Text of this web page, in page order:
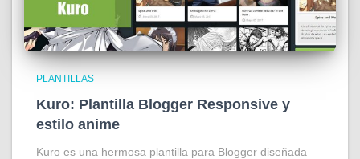
PLANTILLAS
Kuro: Plantilla Blogger Responsive y
estilo anime
Kuro es una hermosa plantilla para Blogger diseñada